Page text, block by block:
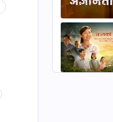
49:47
39:39